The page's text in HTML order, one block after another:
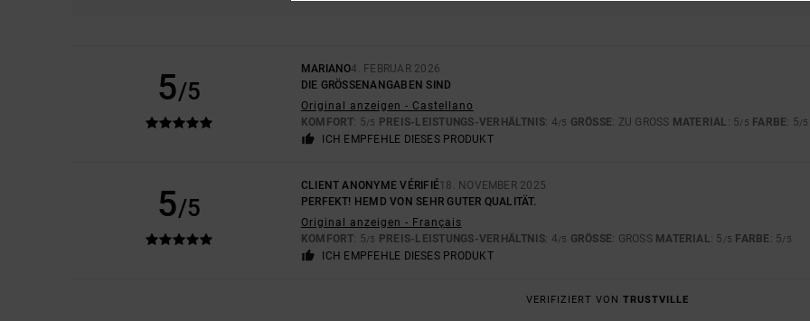
5/5
MARIANO4. FEBRUAR 2026
DIE GRÖSSENANGABEN SIND
Original anzeigen - Castellano
KOMFORT: 5/5 PREIS-LEISTUNGS-VERHÄLTNIS: 4/5 GRÖSSE : ZU GROSS MATERIAL : 5/5 FARBE: 5/5
ICH EMPFEHLE DIESES PRODUKT
5/5
CLIENT ANONYME VÉRIFIÉ18. NOVEMBER 2025
PERFEKT! HEMD VON SEHR GUTER QUALITÄT.
Original anzeigen - Français
KOMFORT: 5/5 PREIS-LEISTUNGS-VERHÄLTNIS: 4/5 GRÖSSE : GROSS MATERIAL: 5 /5 FARBE : 5/5
ICH EMPFEHLE DIESES PRODUKT
VERIFIZIERT VON TRUSTVILLE